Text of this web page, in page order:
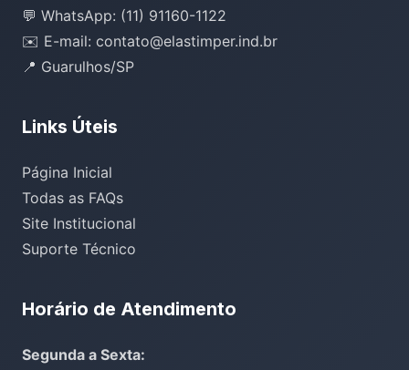
💬 WhatsApp: (11) 91160-1122
✉️ E-mail: contato@elastimper.ind.br
📍 Guarulhos/SP
Links Úteis
Página Inicial
Todas as FAQs
Site Institucional
Suporte Técnico
Horário de Atendimento
Segunda a Sexta: